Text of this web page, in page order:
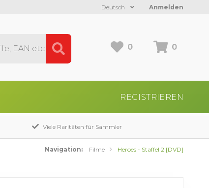
Anmelden
Deutsch
0 0
REGISTRIEREN
Viele Raritäten für Sammler
Navigation: Filme Heroes - Staffel 2 [DVD]